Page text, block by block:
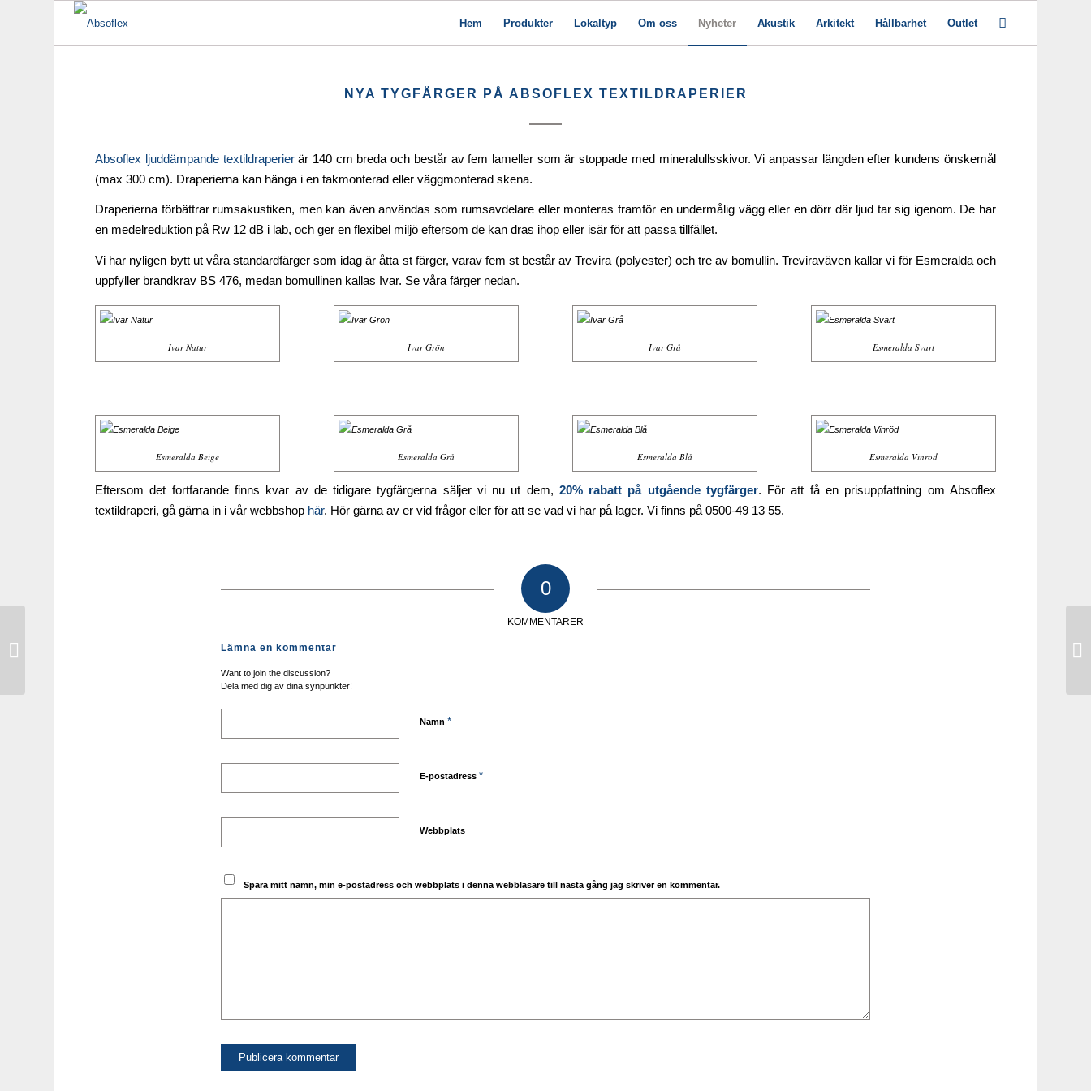
Hem Produkter Lokaltyp Om oss Nyheter Akustik Arkitekt Hållbarhet Outlet
NYA TYGFÄRGER PÅ ABSOFLEX TEXTILDRAPERIER
Absoflex ljuddämpande textildraperierär 140 cm breda och består av fem lameller som är stoppade med mineralullsskivor. Vi anpassar längden efter kundens önskemål
(max 300 cm). Draperierna kan hänga i en takmonterad eller väggmonterad skena.
Draperierna förbättrar rumsakustiken, men kan även användas som rumsavdelare eller monteras framför en undermålig vägg eller en dörr där ljud tar sig igenom. De har
en medelreduktion på Rw 12 dB i lab, och ger en flexibel miljö eftersom de kan dras ihop eller isär för att passa tillfället.
Vi har nyligen bytt ut våra standardfärger som idag är åtta st färger, varav fem st består av Trevira (polyester) och tre av bomullin. Treviraväven kallar vi för Esmeralda och
uppfyller brandkrav BS 476, medan bomullinen kallas Ivar. Se våra färger nedan.
Ivar Natur Ivar Grön Ivar Grå Esmeralda Svart
Esmeralda Beige Esmeralda Grå Esmeralda Blå Esmeralda Vinröd
Eftersom det fortfarande finns kvar av de tidigare tygfärgerna säljer vi nu ut dem, 20% rabatt på utgående tygfärger. För att få en prisuppfattning om Absoflex
textildraperi, gå gärna in i vår webbshop här. Hör gärna av er vid frågor eller för att se vad vi har på lager. Vi finns på 0500-49 13 55.
0
KOMMENTARER
Lämna en kommentar
Want to join the discussion?
Dela med dig av dina synpunkter!
Namn *
E-postadress *
Webbplats
Spara mitt namn, min e-postadress och webbplats i denna webbläsare till nästa gång jag skriver en kommentar.